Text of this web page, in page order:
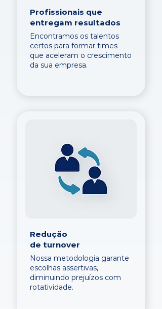
Profissionais que
entregam resultados
Encontramos os talentos
certos para formar times
que aceleram o crescimento
da sua empresa.
Redução
de turnover
Nossa metodologia garante
escolhas assertivas,
diminuindo prejuízos com
rotatividade.